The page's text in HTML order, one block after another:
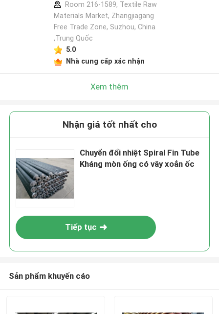
Room 216-1589, Textile Raw
Materials Market, Zhangjiagang
Free Trade Zone, Suzhou, China
,Trung Quốc
5.0
Nhà cung cấp xác nhận
Xem thêm
Nhận giá tốt nhất cho
Chuyển đổi nhiệt Spiral Fin Tube
Kháng mòn ống có vây xoắn ốc
Tiếp tục
Sản phẩm khuyến cáo